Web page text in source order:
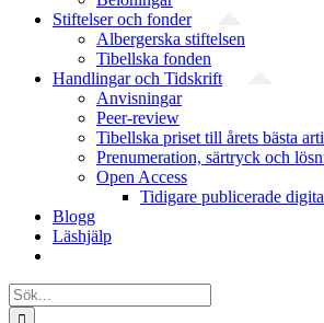
Stiftelser och fonder
Albergerska stiftelsen
Tibellska fonden
Handlingar och Tidskrift
Anvisningar
Peer-review
Tibellska priset till årets bästa
Prenumeration, särtryck och
Open Access
Tidigare publicerade
Blogg
Läshjälp
Sök
efter: